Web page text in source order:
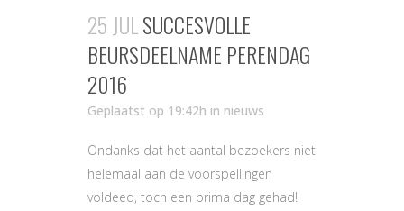
25 JULSUCCESVOLLE
BEURSDEELNAME PERENDAG
2016
Geplaatst op 19:42h in nieuws
Ondanks dat het aantal bezoekers niet
helemaal aan de voorspellingen
voldeed, toch een prima dag gehad!